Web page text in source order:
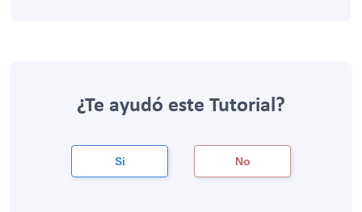
¿Te ayudó este Tutorial?
Si No